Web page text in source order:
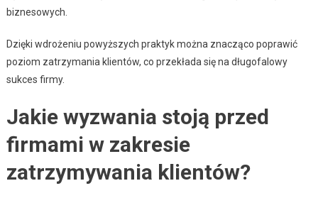
biznesowych.
Dzięki wdrożeniu powyższych praktyk można znacząco poprawić
poziom zatrzymania klientów, co przekłada się na długofalowy
sukces firmy.
Jakie wyzwania stoją przed
firmami w zakresie
zatrzymywania klientów?